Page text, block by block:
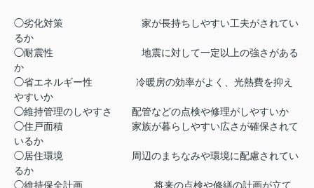
◯劣化対策
家が長持ちしやすい工夫がされてい
るか
◯耐震性
地震に対して一定以上の強さがある
か
◯省エネルギー性
冷暖房の効率がよく、光熱費を抑え
やすいか
◯維持管理のしやすさ
配管などの点検や修理がしやすいか
◯住戸面積
家族が暮らしやすい広さが確保されて
いるか
◯居住環境
周辺のまちなみや環境に配慮されてい
るか
◯維持保全計画
将来の点検や修繕の計画が立て